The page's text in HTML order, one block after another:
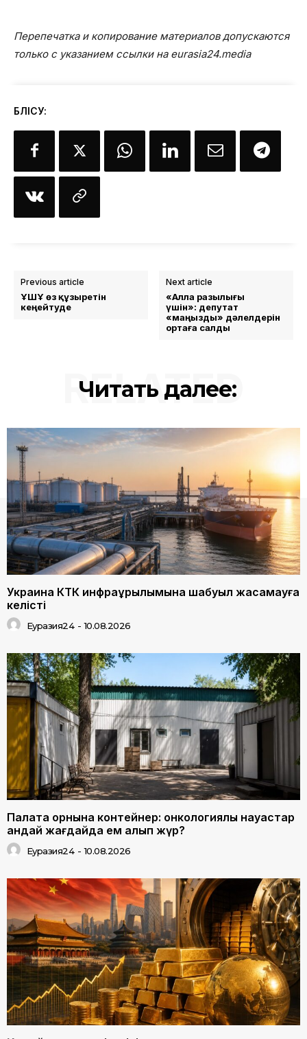
Перепечатка и копирование материалов допускаются
только с указанием ссылки на eurasia24.media
БӨЛІСУ:
Previous article
ҰҚШҰ өз құзыретін
кеңейтуде
Next article
«Алла разылығы
үшін»: депутат
«маңызды» дәлелдерін
ортаға салды
Читать далее:
RELATED
Украина КТК инфрақұрылымына шабуыл жасамауға
келісті
Еуразия24 - 10.08.2026
Палата орнына контейнер: онкологиялық науқастар
қандай жағдайда ем алып жүр?
Еуразия24 - 10.08.2026